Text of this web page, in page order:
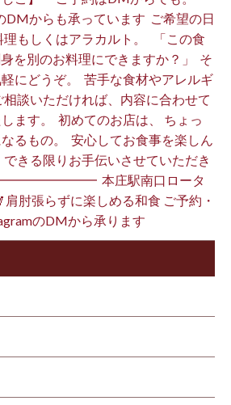
DMからも承っています ⁡ ご希望の日
もしくはアラカルト。 ⁡ ⁡ 「この食
を別のお料理にできますか？」 ⁡ そ
にどうぞ。 ⁡ 苦手な食材やアレルギ
談いただければ、内容に合わせて
ます。 ⁡ 初めてのお店は、 ちょっ
るもの。 ⁡ 安心してお食事を楽しん
きる限りお手伝いさせていただき
本庄駅南口ロータ
肩肘張らずに楽しめる和食 ご予約・
のDMから承ります